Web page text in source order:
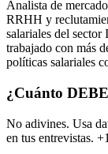
Analista de
RRHH y
salariales del
trabajado con más
políticas salariales
¿Cuánto
No adivines. Usa
en tus entrevistas.